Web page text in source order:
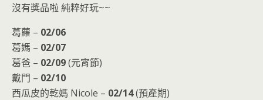
沒有獎品啦 純粹好玩~~
葛蘿 – 02/06
葛媽 – 02/07
葛爸 – 02/09(元宵節)
戴門 – 02/10
西瓜皮的乾媽 Nicole – 02/14(預產期)